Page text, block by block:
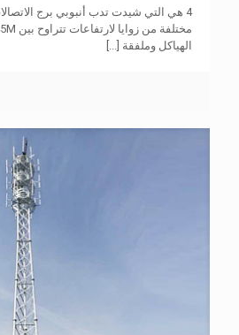
4 هي التي شيدت تدب أنبوبي برج
الهياكل وملفقة [...]